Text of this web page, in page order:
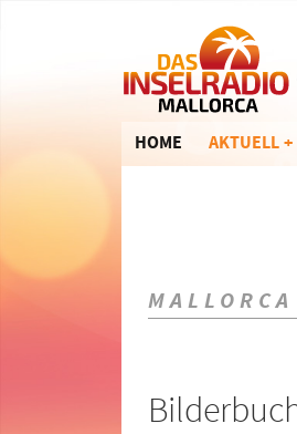
HOME AKTUELL
MALLORCA